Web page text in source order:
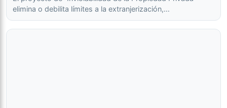
elimina o debilita límites a la extranjerización,…